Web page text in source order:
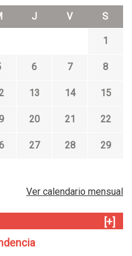
J V S
1
6 7 8
13 14 15
20 21 22
27 28 29
Ver calendario mensual
[+]